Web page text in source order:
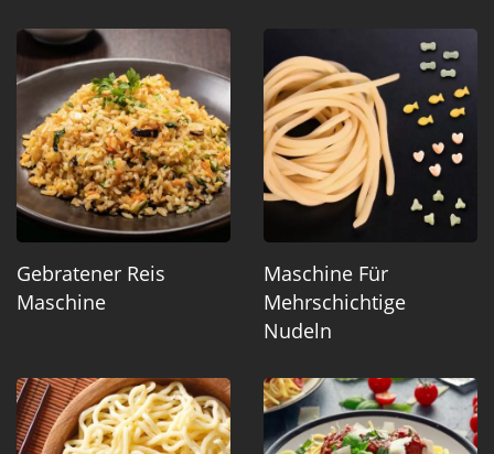
Gebratener Reis
Maschine
Maschine Für
Mehrschichtige
Nudeln